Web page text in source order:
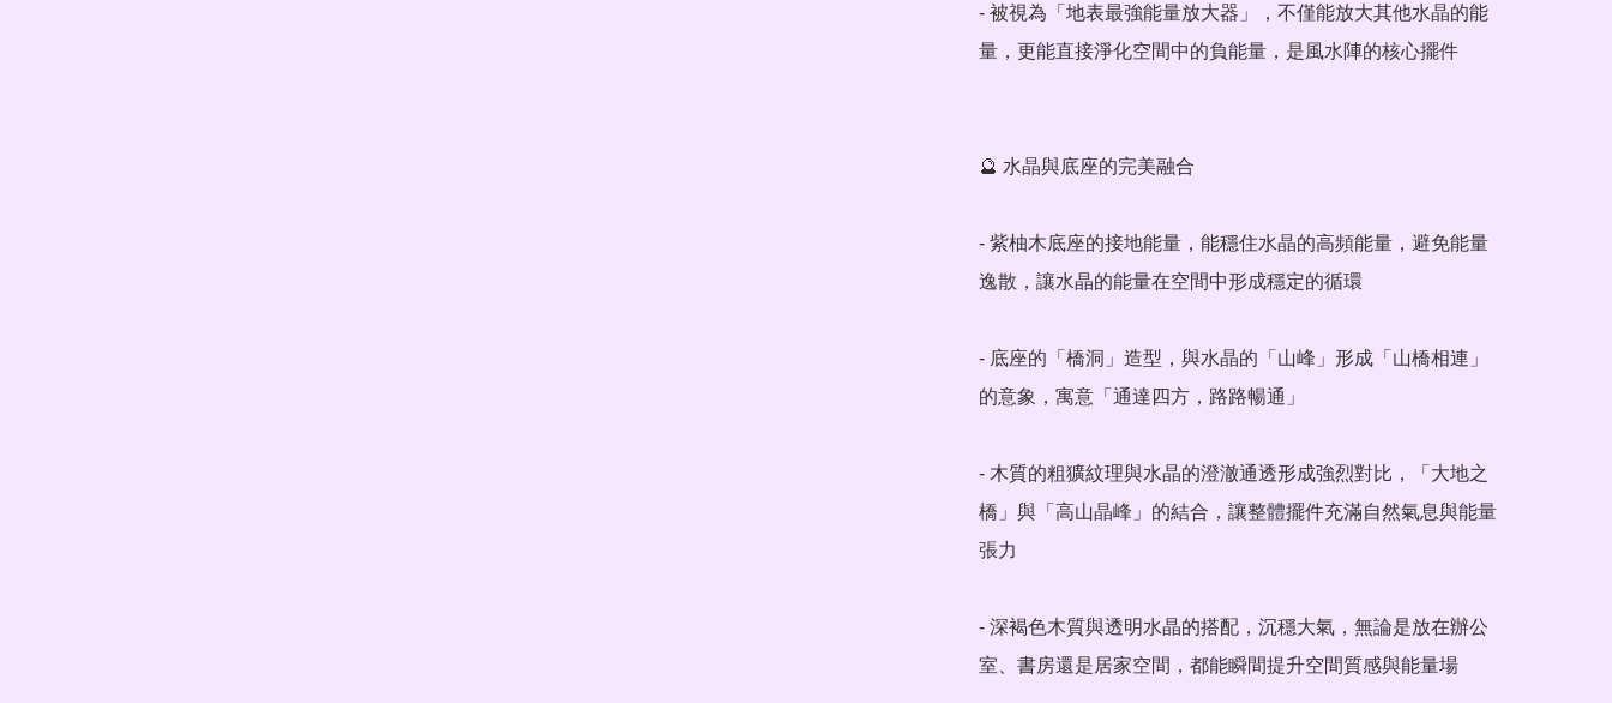
- 被視為「地表最強能量放大器」，不僅能放大其他水晶的能
量，更能直接淨化空間中的負能量，是風水陣的核心擺件
🔮 水晶與底座的完美融合
- 紫柚木底座的接地能量，能穩住水晶的高頻能量，避免能量
逸散，讓水晶的能量在空間中形成穩定的循環
- 底座的「橋洞」造型，與水晶的「山峰」形成「山橋相連」
的意象，寓意「通達四方，路路暢通」
- 木質的粗獷紋理與水晶的澄澈通透形成強烈對比，「大地之
橋」與「高山晶峰」的結合，讓整體擺件充滿自然氣息與能量
張力
- 深褐色木質與透明水晶的搭配，沉穩大氣，無論是放在辦公
室、書房還是居家空間，都能瞬間提升空間質感與能量場